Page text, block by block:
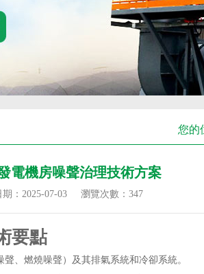
您的
電機房噪聲治理技術方案
：2025-07-03 瀏覽次數： 347
要點
、燃燒噪聲）及其排氣系統和冷卻系統。